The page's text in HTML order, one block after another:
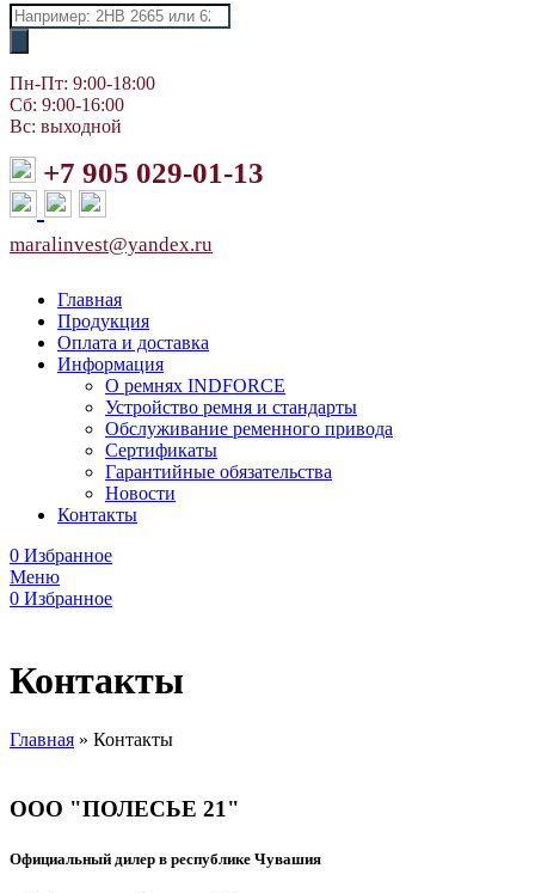
Поиск
товаров
Пн-Пт: 9:00-18:00
Сб: 9:00-16:00
Вс: выходной
+7 905 029-01-13
maralinvest@yandex.ru
Главная
Продукция
Оплата и доставка
Информация
О ремнях INDFORCE
Устройство ремня и стандарты
Обслуживание ременного привода
Сертификаты
Гарантийные обязательства
Новости
Контакты
0 Избранное
Меню
0 Избранное
Контакты
Главная » Контакты
ООО "ПОЛЕСЬЕ 21"
Официальный дилер в республике Чувашия